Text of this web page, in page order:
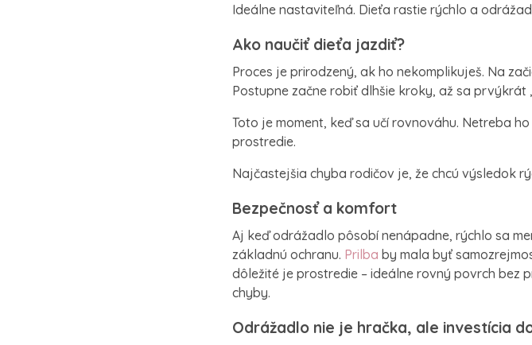
Ideálne nastaviteľná. Dieťa rastie rýchlo a
Ako naučiť dieťa jazdiť?
Proces je prirodzený, ak ho nekomplikuješ. Na
Postupne začne robiť dlhšie kroky, až sa prvýkrát
Toto je moment, keď sa učí rovnováhu. Netreba
prostredie.
Najčastejšia chyba rodičov je, že chcú výsledok
Bezpečnosť a komfort
Aj keď odrážadlo pôsobí nenápadne, rýchlo sa
základnú ochranu. Prilba by mala byť
dôležité je prostredie – ideálne rovný povrch bez
chyby.
Odrážadlo nie je hračka, ale investícia